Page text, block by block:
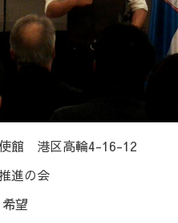
使館 港区高輪4-16-12
進の会
望